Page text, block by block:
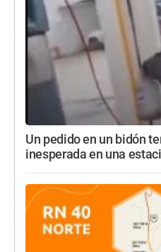
Un pedido en un bidón
inesperada en una